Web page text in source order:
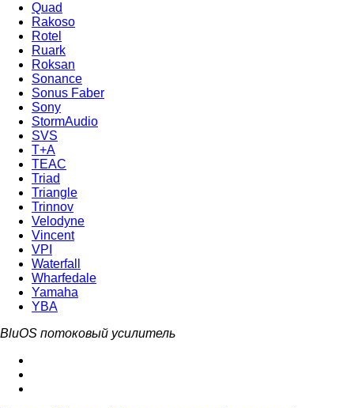
Quad
Rakoso
Rotel
Ruark
Roksan
Sonance
Sonus Faber
Sony
StormAudio
SVS
T+A
TEAC
Triad
Triangle
Trinnov
Velodyne
Vincent
VPI
Waterfall
Wharfedale
Yamaha
YBA
BluOS потоковый усилитель